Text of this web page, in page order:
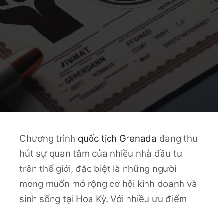
Chương trình quốc tịch Grenada đang thu
hút sự quan tâm của nhiều nhà đầu tư
trên thế giới, đặc biệt là những người
mong muốn mở rộng cơ hội kinh doanh và
sinh sống tại Hoa Kỳ. Với nhiều ưu điểm